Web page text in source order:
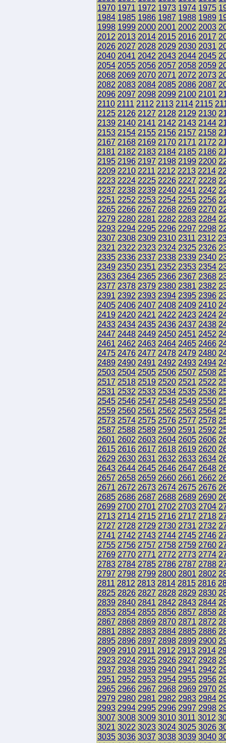
1970 1971 1972 1973 1974 1975
1984 1985 1986 1987 1988 1989
1998 1999 2000 2001 2002 2003
2012 2013 2014 2015 2016 2017
2026 2027 2028 2029 2030 2031
2040 2041 2042 2043 2044 2045
2054 2055 2056 2057 2058 2059
2068 2069 2070 2071 2072 2073
2082 2083 2084 2085 2086 2087
2096 2097 2098 2099 2100 2101
2110 2111 2112 2113 2114 2115
2125 2126 2127 2128 2129 2130
2139 2140 2141 2142 2143 2144
2153 2154 2155 2156 2157 2158
2167 2168 2169 2170 2171 2172
2181 2182 2183 2184 2185 2186
2195 2196 2197 2198 2199 2200
2209 2210 2211 2212 2213 2214
2223 2224 2225 2226 2227 2228
2237 2238 2239 2240 2241 2242
2251 2252 2253 2254 2255 2256
2265 2266 2267 2268 2269 2270
2279 2280 2281 2282 2283 2284
2293 2294 2295 2296 2297 2298
2307 2308 2309 2310 2311 2312
2321 2322 2323 2324 2325 2326
2335 2336 2337 2338 2339 2340
2349 2350 2351 2352 2353 2354
2363 2364 2365 2366 2367 2368
2377 2378 2379 2380 2381 2382
2391 2392 2393 2394 2395 2396
2405 2406 2407 2408 2409 2410
2419 2420 2421 2422 2423 2424
2433 2434 2435 2436 2437 2438
2447 2448 2449 2450 2451 2452
2461 2462 2463 2464 2465 2466
2475 2476 2477 2478 2479 2480
2489 2490 2491 2492 2493 2494
2503 2504 2505 2506 2507 2508
2517 2518 2519 2520 2521 2522
2531 2532 2533 2534 2535 2536
2545 2546 2547 2548 2549 2550
2559 2560 2561 2562 2563 2564
2573 2574 2575 2576 2577 2578
2587 2588 2589 2590 2591 2592
2601 2602 2603 2604 2605 2606
2615 2616 2617 2618 2619 2620
2629 2630 2631 2632 2633 2634
2643 2644 2645 2646 2647 2648
2657 2658 2659 2660 2661 2662
2671 2672 2673 2674 2675 2676
2685 2686 2687 2688 2689 2690
2699 2700 2701 2702 2703 2704
2713 2714 2715 2716 2717 2718
2727 2728 2729 2730 2731 2732
2741 2742 2743 2744 2745 2746
2755 2756 2757 2758 2759 2760
2769 2770 2771 2772 2773 2774
2783 2784 2785 2786 2787 2788
2797 2798 2799 2800 2801 2802
2811 2812 2813 2814 2815 2816
2825 2826 2827 2828 2829 2830
2839 2840 2841 2842 2843 2844
2853 2854 2855 2856 2857 2858
2867 2868 2869 2870 2871 2872
2881 2882 2883 2884 2885 2886
2895 2896 2897 2898 2899 2900
2909 2910 2911 2912 2913 2914
2923 2924 2925 2926 2927 2928
2937 2938 2939 2940 2941 2942
2951 2952 2953 2954 2955 2956
2965 2966 2967 2968 2969 2970
2979 2980 2981 2982 2983 2984
2993 2994 2995 2996 2997 2998
3007 3008 3009 3010 3011 3012
3021 3022 3023 3024 3025 3026
3035 3036 3037 3038 3039 3040